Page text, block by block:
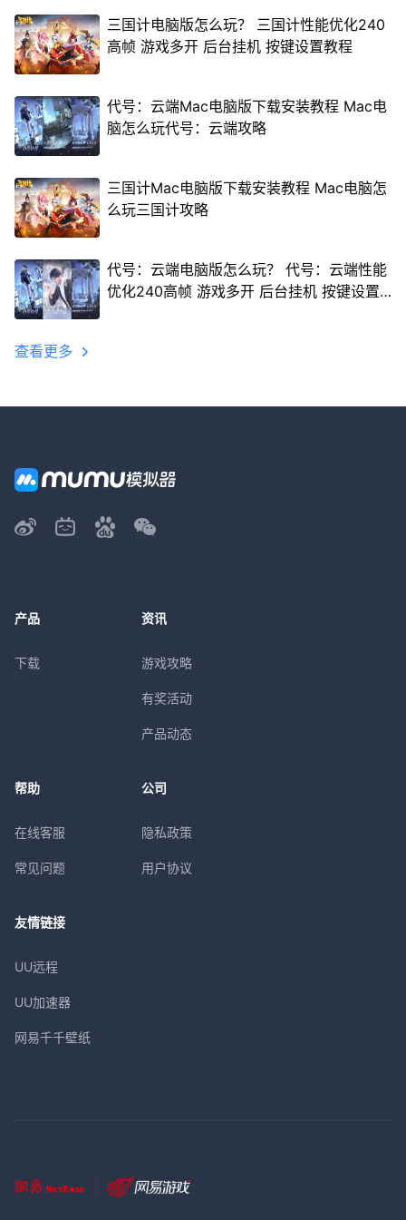
三国计电脑版怎么玩？ 三国计性能优化240
高帧 游戏多开 后台挂机 按键设置教程
代号：云端Mac电脑版下载安装教程 Mac电
脑怎么玩代号：云端攻略
三国计Mac电脑版下载安装教程 Mac电脑怎
么玩三国计攻略
代号：云端电脑版怎么玩？ 代号：云端性能
优化240高帧 游戏多开 后台挂机 按键设置
查看更多
产品
下载
资讯
游戏攻略
有奖活动
产品动态
帮助
在线客服
常见问题
公司
隐私政策
用户协议
友情链接
UU远程
UU加速器
网易千千壁纸